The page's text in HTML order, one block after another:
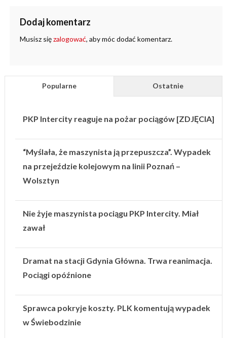
Dodaj komentarz
Musisz sięzalogować, aby móc dodać komentarz.
Popularne Ostatnie
PKP Intercity reaguje na pożar pociągów [ZDJĘCIA]
“Myślała, że maszynista ją przepuszcza”. Wypadek
na przejeździe kolejowym na linii Poznań –
Wolsztyn
Nie żyje maszynista pociągu PKP Intercity. Miał
zawał
Dramat na stacji Gdynia Główna. Trwa reanimacja.
Pociągi opóźnione
Sprawca pokryje koszty. PLK komentują wypadek
w Świebodzinie